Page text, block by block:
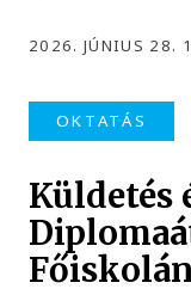
2026. JÚNIUS 28.
OKTATÁS
Küldetés
Főiskolán